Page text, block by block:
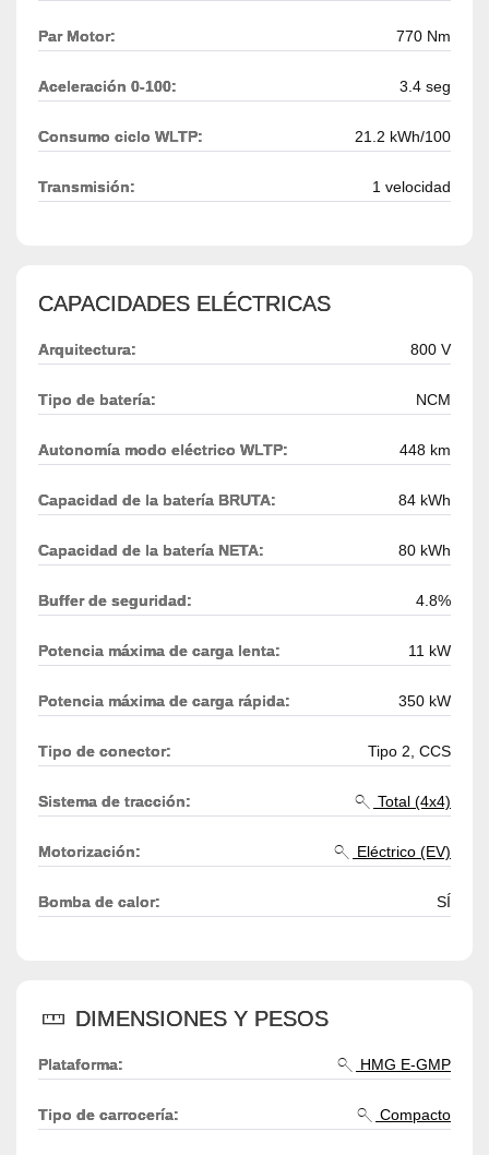
Par Motor: 770 Nm
Aceleración 0-100: 3.4 seg
Consumo ciclo WLTP: 21.2 kWh/100
Transmisión: 1 velocidad
CAPACIDADES ELÉCTRICAS
Arquitectura: 800 V
Tipo de batería: NCM
Autonomía modo eléctrico WLTP: 448 km
Capacidad de la batería BRUTA: 84 kWh
Capacidad de la batería NETA: 80 kWh
Buffer de seguridad: 4.8%
Potencia máxima de carga lenta: 11 kW
Potencia máxima de carga rápida: 350 kW
Tipo de conector: Tipo 2, CCS
Sistema de tracción: Total (4x4)
Motorización: Eléctrico (EV)
Bomba de calor: SÍ
DIMENSIONES Y PESOS
Plataforma: HMG E-GMP
Tipo de carrocería: Compacto